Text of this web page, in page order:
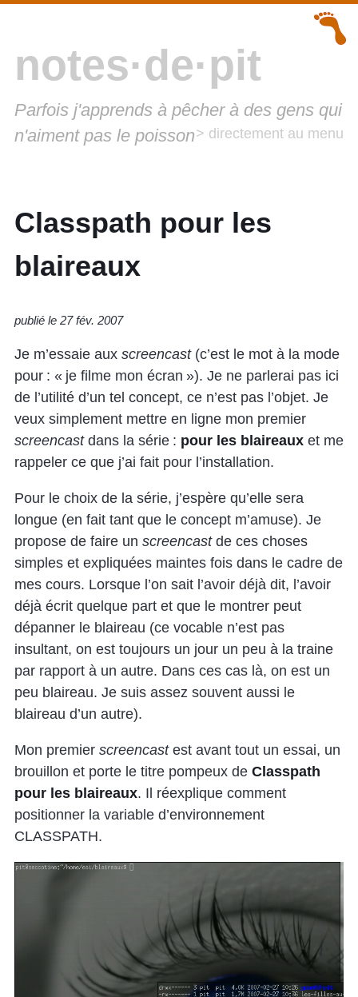
notes·de·pit
Parfois j'apprends à pêcher à des gens qui
n'aiment pas le poisson> directement au menu
Classpath pour les
blaireaux
publié le 27 fév. 2007
Je m’essaie aux screencast(c’est le mot à la mode
pour : « je filme mon écran »). Je ne parlerai pas ici
de l’utilité d’un tel concept, ce n’est pas l’objet. Je
veux simplement mettre en ligne mon premier
screencastdans la série : pour les blaireaux et me
rappeler ce que j’ai fait pour l’installation.
Pour le choix de la série, j’espère qu’elle sera
longue (en fait tant que le concept m’amuse). Je
propose de faire un screencastde ces choses
simples et expliquées maintes fois dans le cadre de
mes cours. Lorsque l’on sait l’avoir déjà dit, l’avoir
déjà écrit quelque part et que le montrer peut
dépanner le blaireau (ce vocable n’est pas
insultant, on est toujours un jour un peu à la traine
par rapport à un autre. Dans ces cas là, on est un
peu blaireau. Je suis assez souvent aussi le
blaireau d’un autre).
Mon premier screencastest avant tout un essai, un
brouillon et porte le titre pompeux de Classpath
pour les blaireaux. Il réexplique comment
positionner la variable d’environnement
CLASSPATH.